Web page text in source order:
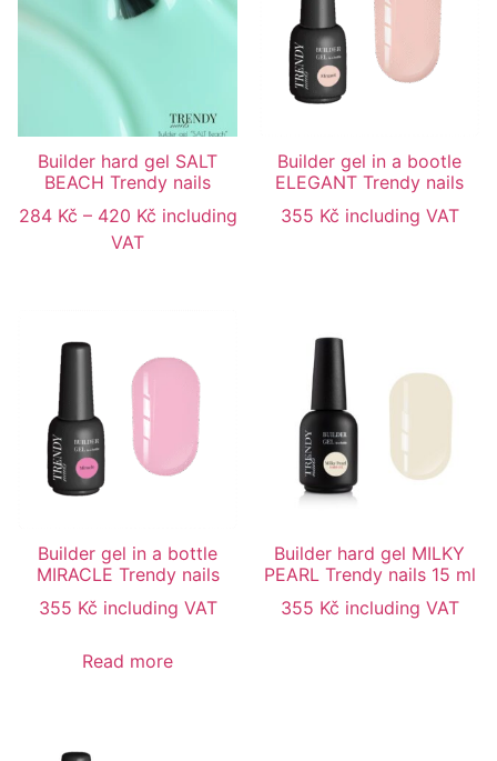
Builder hard gel SALT
BEACH Trendy nails
284 Kč – 420 Kč including
VAT
Builder gel in a bootle
ELEGANT Trendy nails
355 Kč including VAT
Builder gel in a bottle
MIRACLE Trendy nails
355 Kč including VAT
Read more
Builder hard gel MILKY
PEARL Trendy nails 15 ml
355 Kč including VAT